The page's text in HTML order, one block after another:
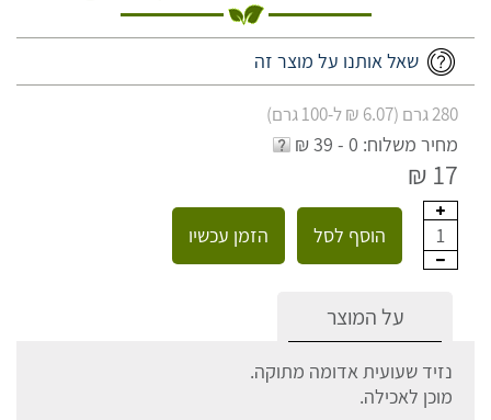
שאל אותנו על מוצר זה
280 גרם (6.07 ₪ ל-100 גרם)
מחיר משלוח: 0 - 39 ₪
17 ₪
1 הוסף לסל הזמן עכשיו
על המוצר
נזיד שעועית אדומה מתוקה.
מוכן לאכילה.